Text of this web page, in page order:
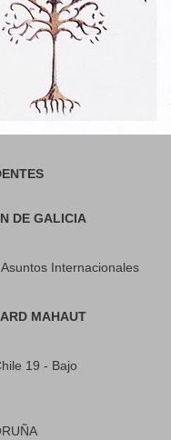
DE GALICIA
Internacionales
MAHAUT
19 - Bajo